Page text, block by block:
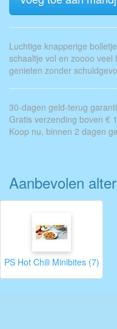
Luchtige knapperige
schaaltje vol en zoooo
genieten zonder
30-dagen geld-terug
Gratis verzending boven €
Koop nu, binnen 2 dagen
Aanbevolen
PS Hot Chili Minibites (7)